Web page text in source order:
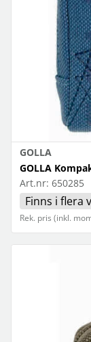
GOLLA
GOLLA
Art.nr: 650285
Finns i flera
Rek. pris (inkl.